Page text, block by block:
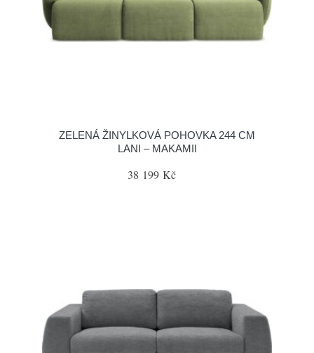
ZELENÁ ŽINYLKOVÁ POHOVKA 244 CM
LANI – MAKAMII
38 199 Kč